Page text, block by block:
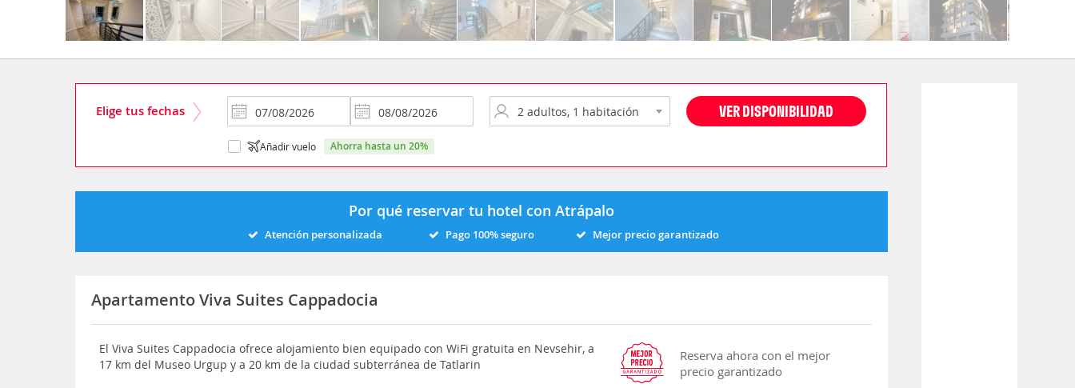
Elige tus fechas VER DISPONIBILIDAD
Añadir vuelo ahorra hasta un 20%
Por qué reservar tu hotel con Atrápalo
Atención personalizada Pago 100% seguro Mejor precio garantizado
Apartamento Viva Suites Cappadocia
El Viva Suites Cappadocia ofrece alojamiento bien equipado con WiFi gratuita en Nevsehir, a
17 km del Museo Urgup y a 20 km de la ciudad subterránea de Tatlarin
Reserva ahora con el mejor
precio garantizado